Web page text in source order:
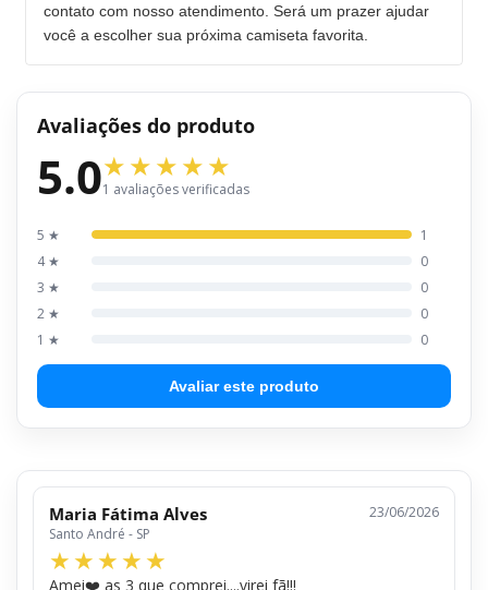
contato com nosso atendimento. Será um prazer ajudar
você a escolher sua próxima camiseta favorita.
Avaliações do produto
5.01 avaliações verificadas
5 ★
1
4 ★
0
3 ★
0
2 ★
0
1 ★
0
Avaliar este produto
Maria Fátima Alves
Santo André - SP
23/06/2026
Amei❤️ as 3 que comprei....virei fã!!!